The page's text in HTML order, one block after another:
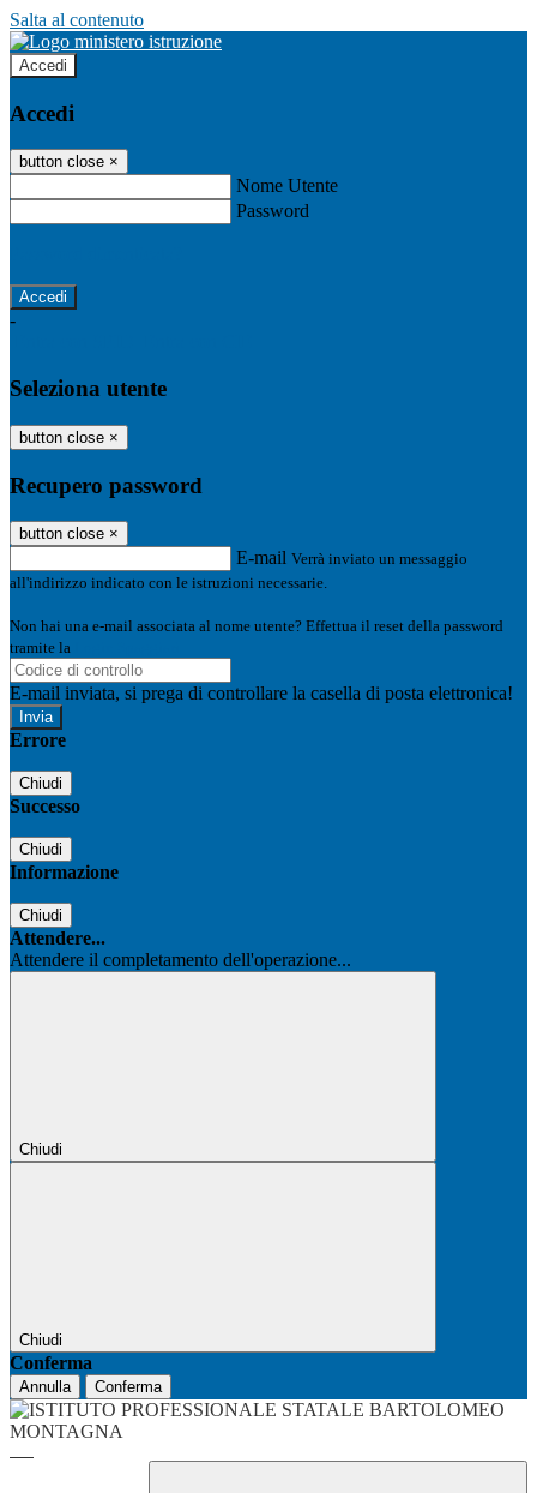
Salta al contenuto
Accedi
Accedi
button close ×
Nome Utente
Password
-
Seleziona utente
button close ×
Recupero password
button close ×
E-mail Verrà inviato un messaggio
all'indirizzo indicato con le istruzioni necessarie.
Non hai una e-mail associata al nome utente? Effettua il reset della password
tramite la
E-mail inviata, si prega di controllare la casella di posta elettronica!
Errore
Chiudi
Successo
Chiudi
Informazione
Chiudi
Attendere...
Attendere il completamento dell'operazione...
Chiudi
Chiudi
Conferma
Annulla Conferma